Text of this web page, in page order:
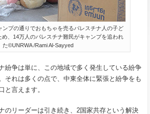
ンプの通りでおもちゃを売るパレスチナ人の子ど
め、14万人のパレスチナ難民がキャンプを追われ
た©UNRWA /Rami Al-Sayyed
紛争は単に、この地域で多く発生している紛争
それは多くの点で、中東全体に緊張と紛争をも
と言えます。
のリーダーは引き続き、2国家共存という解決